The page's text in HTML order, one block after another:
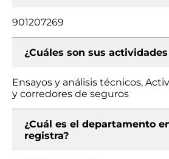
901207269
¿Cuáles son sus
Ensayos y análisis técnicos,
y corredores de seguros
¿Cuál es el departamento
registra?